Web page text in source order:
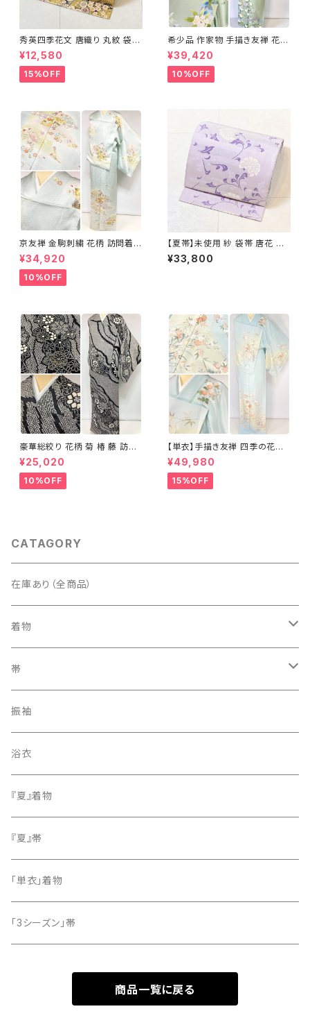
秀英四季花文 唐織り 丸紋 袋帯
正絹 金糸 ゴールド 紺 ピンク 7
05
¥12,580
15%OFF
希少品 作家物 手描き友禅 花鳥
文 椿 沈丁花 訪問着 正絹 袷 黄
緑 青 白 1418
¥39,420
10%OFF
京友禅 金駒刺繍 花柄 訪問着
正絹 水色 黄緑 パステルカラー
アイスグリーン 1433
¥34,920
10%OFF
【夏帯】未使用 紗 袋帯 唐花 正
絹 紫 白 淡藤色 729
¥33,800
豪華総絞り 花柄 菊 椿 藤 訪問
着 鹿の子絞り ラメ 正絹 黒 白
グレー 1435
¥25,020
10%OFF
【単衣】手描き友禅 四季の花々
正絹 訪問着 水色 黄緑 白 パス
テルカラー 1431
¥49,980
15%OFF
CATAGORY
在庫あり（全商品）
着物
訪問着・付下げ
紬
色無地
小紋
留袖
帯
袋帯
名古屋帯
振袖
浴衣
『夏』着物
『夏』帯
「単衣」着物
「3シーズン」帯
商品一覧に戻る